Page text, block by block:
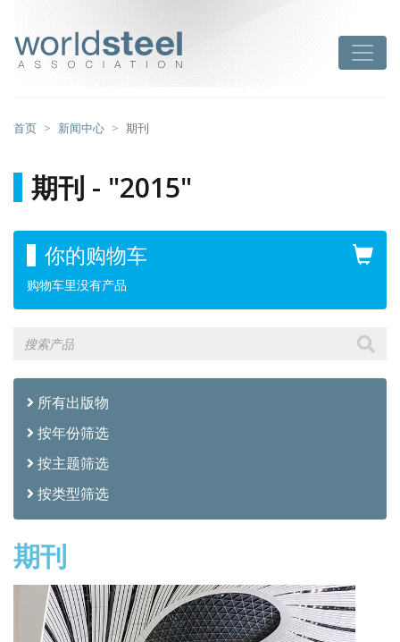
首页 新闻中心 期刊
期刊 - "2015"
你的购物车
购物车里没有产品
所有出版物
按年份筛选
按主题筛选
按类型筛选
期刊